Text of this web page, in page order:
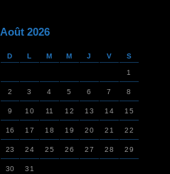
Août 2026
D L M M J V S
1
2 3 4 5 6 7 8
9 10 11 12 13 14 15
16 17 18 19 20 21 22
23 24 25 26 27 28 29
30 31